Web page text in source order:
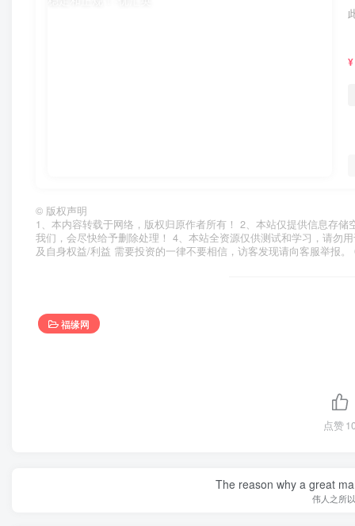
¥
© 版权声明
1、本内容转载于网络，版权归原作者所有！ 2、本站仅提供信息存
我们，会尽快给予删除处理！ 4、本站全资源仅供测试和学习，请勿
及自身权益/利益 需要投资的一律不要相信，访客发现请向客服举报
福缘网
点赞
The reason why a great
伟人之所